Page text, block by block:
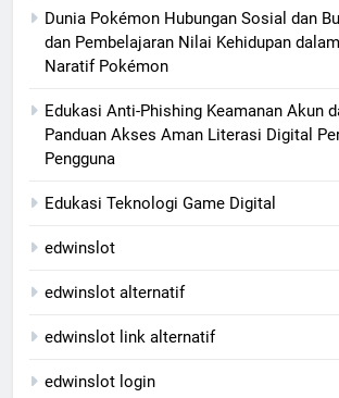
Dunia Pokémon Hubungan Sosial dan
dan Pembelajaran Nilai Kehidupan
Naratif Pokémon
Edukasi Anti-Phishing Keamanan Akun
Panduan Akses Aman Literasi Digital
Pengguna
Edukasi Teknologi Game Digital
edwinslot
edwinslot alternatif
edwinslot link alternatif
edwinslot login